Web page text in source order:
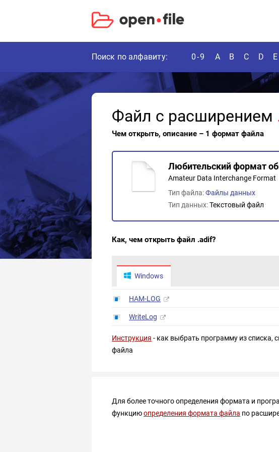
Поиск по алфавиту: 0-9 A B C D E
Файл с расширением
Чем открыть, описание – 1 формат файла
Любительский формат
Amateur Data Interchange Format
Тип файла:Файлы данных
Тип данных:Текстовый файл
Как, чем открыть файл .adif?
Windows
HAM-LOG
WriteLog
Инструкция - как выбрать программу из списка,
файла
Для более точного определения формата и
функциюопределения формата файла по